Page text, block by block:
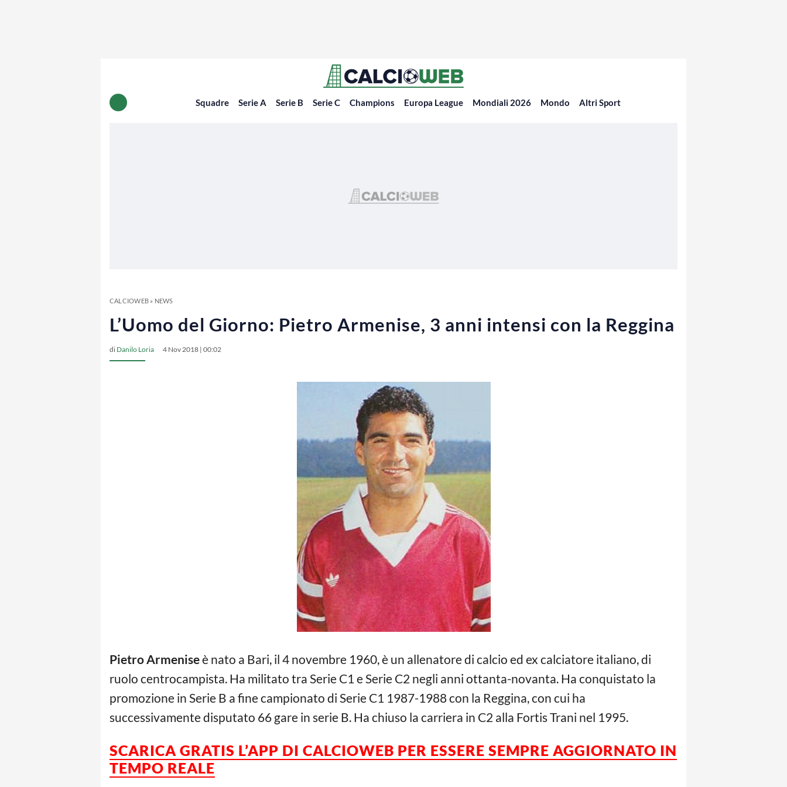
Squadre Serie A Serie B Serie C Champions Europa League Mondiali 2026 Mondo Altri Sport
CALCIOWEB» NEWS
L’Uomo del Giorno: Pietro Armenise, 3 anni intensi con la Reggina
di Danilo Loria 4 Nov 2018 | 00:02
Pietro Armeniseè nato a Bari, il 4 novembre 1960, è un allenatore di calcio ed ex calciatore italiano, di
ruolo centrocampista. Ha militato tra Serie C1 e Serie C2 negli anni ottanta-novanta. Ha conquistato la
promozione in Serie B a fine campionato di Serie C1 1987-1988 con la Reggina, con cui ha
successivamente disputato 66 gare in serie B. Ha chiuso la carriera in C2 alla Fortis Trani nel 1995.
SCARICA GRATIS L’APP DI CALCIOWEB PER ESSERE SEMPRE AGGIORNATO IN
TEMPO REALE